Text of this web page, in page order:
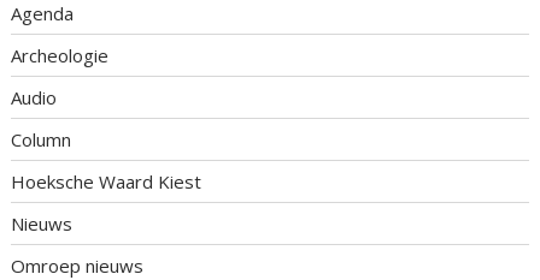
Agenda
Archeologie
Audio
Column
Hoeksche Waard Kiest
Nieuws
Omroep nieuws